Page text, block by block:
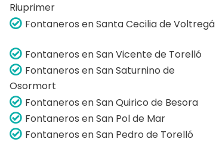
Riuprimer
Fontaneros en Santa Cecilia de Voltregá
Fontaneros en San Vicente de Torelló
Fontaneros en San Saturnino de
Osormort
Fontaneros en San Quirico de Besora
Fontaneros en San Pol de Mar
Fontaneros en San Pedro de Torelló